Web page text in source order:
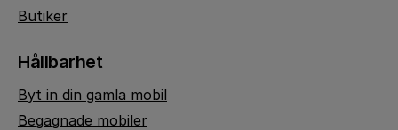
Butiker
Hållbarhet
Byt in din gamla mobil
Begagnade mobiler